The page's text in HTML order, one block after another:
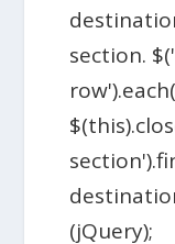
section.
(jQuery);